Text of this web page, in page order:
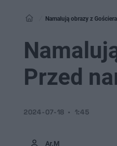
Namalują obrazy z
Przed
Ar.M
2024-07-18 1:45